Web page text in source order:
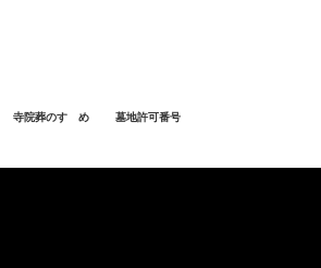
寺院葬のすゝめ 墓地許可番号